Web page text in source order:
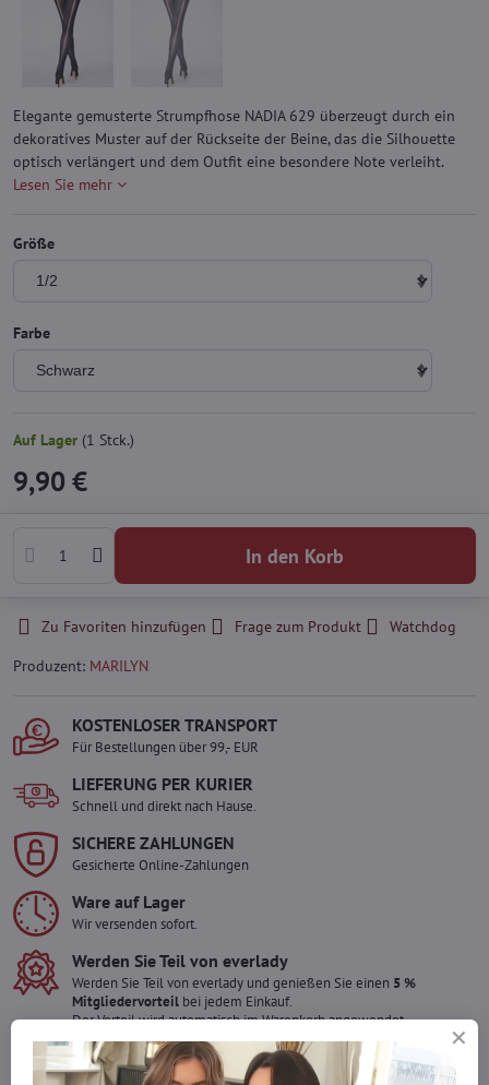
Elegante gemusterte Strumpfhose NADIA 629 überzeugt durch ein
dekoratives Muster auf der Rückseite der Beine, das die Silhouette
optisch verlängert und dem Outfit eine besondere Note verleiht.
Lesen Sie mehr
Größe
Farbe
Auf Lager (1 Stck.)
9,90 €
In den Korb
Zu Favoriten hinzufügen Frage zum Produkt
Watchdog
Produzent: MARILYN
KOSTENLOSER TRANSPORT
Für Bestellungen über 99,- EUR
LIEFERUNG PER KURIER
Schnell und direkt nach Hause.
SICHERE ZAHLUNGEN
Gesicherte Online-Zahlungen
Ware auf Lager
Wir versenden sofort.
Werden Sie Teil von everlady
Werden Sie Teil von everlady und genießen Sie einen 5 %
Mitgliedervorteil bei jedem Einkauf.
Der Vorteil wird automatisch im Warenkorb angewendet.
Möchten Sie mehr bestellen ?